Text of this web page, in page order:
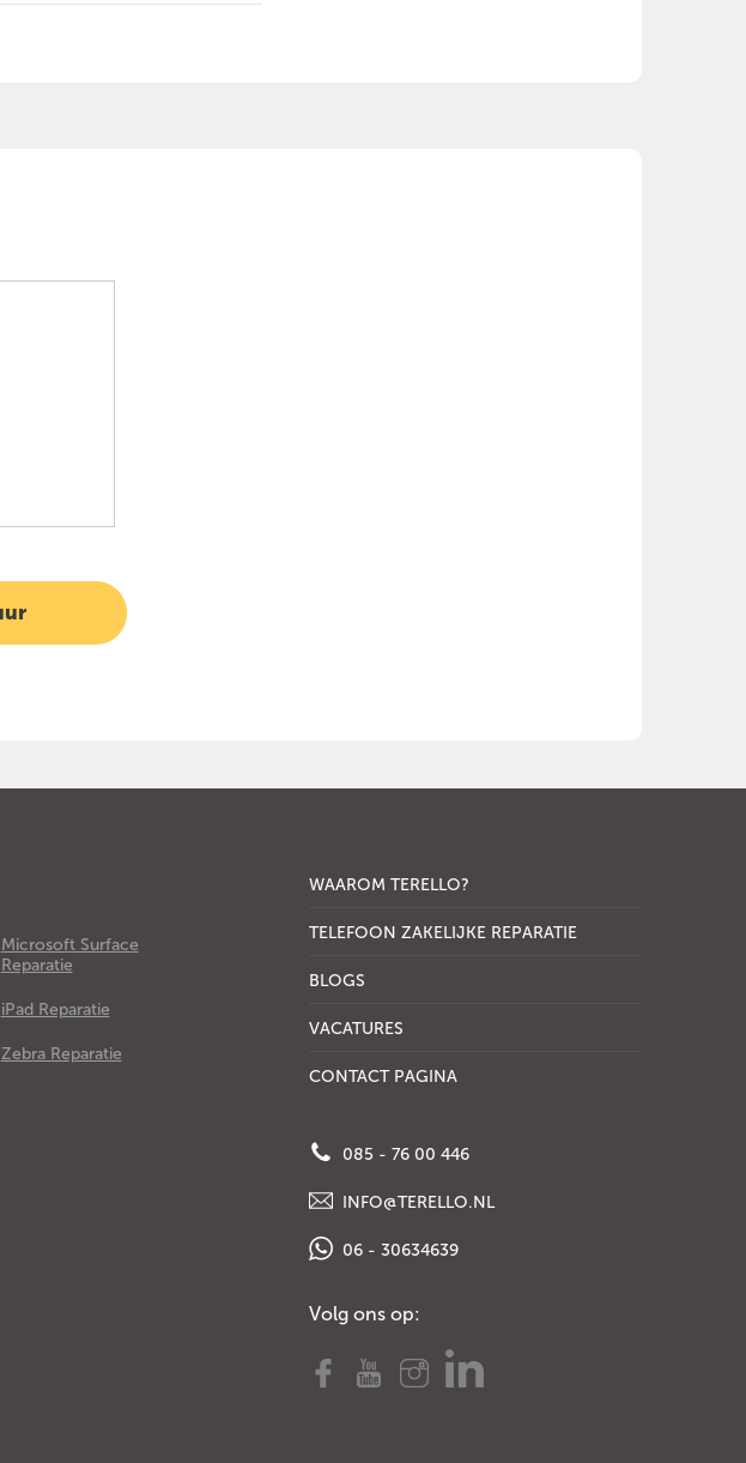
Microsoft Surface
Reparatie
iPad Reparatie
Zebra Reparatie
WAAROM TERELLO?
TELEFOON ZAKELIJKE REPARATIE
BLOGS
VACATURES
CONTACT PAGINA
085 - 76 00 446
INFO@TERELLO.NL
06 - 30634639
Volg ons op: